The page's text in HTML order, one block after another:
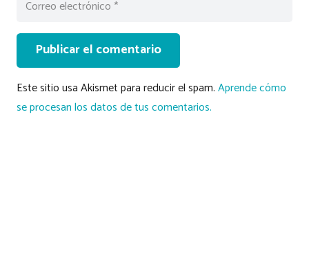
Publicar el comentario
Este sitio usa Akismet para reducir el spam.Aprende cómo
se procesan los datos de tus comentarios.